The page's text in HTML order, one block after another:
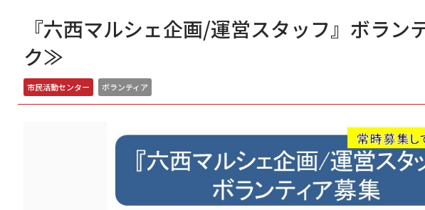
『六西マルシェ企画/運営スタッフ』ボラ
ク≫
市民活動センター ボランティア